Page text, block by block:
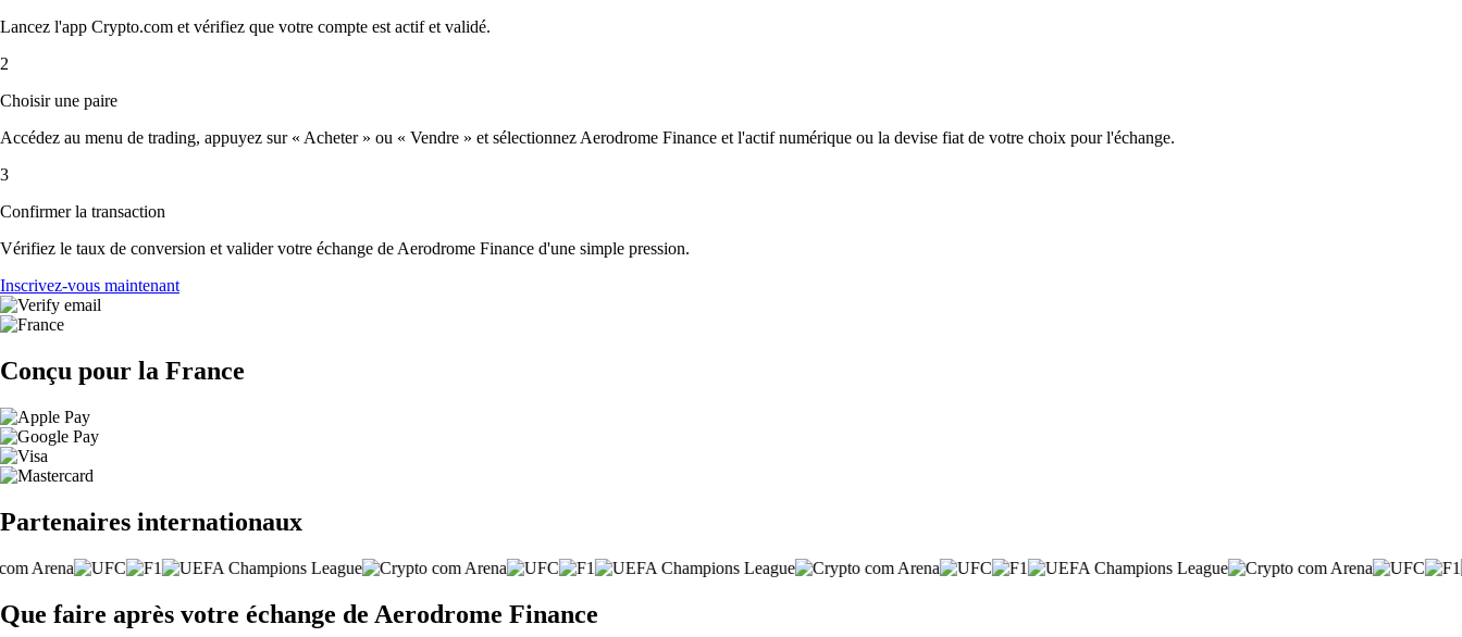
Lancez l'app Crypto.com et vérifiez que votre compte est actif et validé.
2
Choisir une paire
Accédez au menu de trading, appuyez sur « Acheter » ou « Vendre » et sélectionnez Aerodrome Finance et l'actif numérique ou la devise fiat de votre choix pour l'échange.
3
Confirmer la transaction
Vérifiez le taux de conversion et valider votre échange de Aerodrome Finance d'une simple pression.
Inscrivez-vous maintenant
Conçu pour la France
Partenaires internationaux
Que faire après votre échange de Aerodrome Finance